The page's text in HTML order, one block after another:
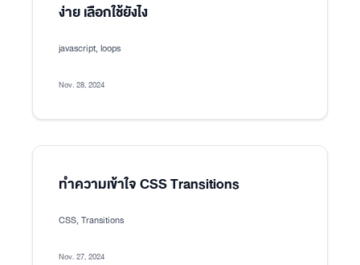
ง่าย เลือกใช้ยังไง
javascript, loops
Nov. 28, 2024
ทำความเข้าใจ CSS Transitions
CSS, Transitions
Nov. 27, 2024